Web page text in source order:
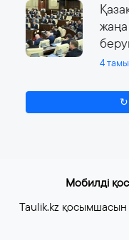
4
↻
Мобилді
Taulik.kz